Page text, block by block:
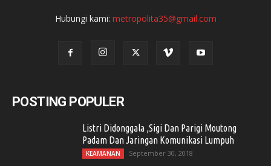
Hubungi kami: metropolita35@gmail.com
POSTING POPULER
Listri Didonggala ,Sigi Dan Parigi Moutong
Padam Dan Jaringan Komunikasi Lumpuh
KEAMANAN September 30, 2018